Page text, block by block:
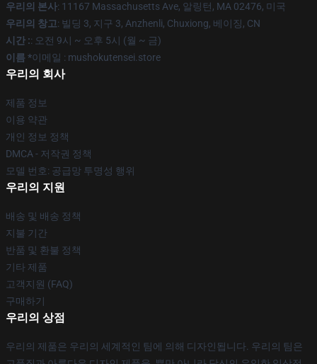
우리의 본사: 11167 Massachusetts Ave, 알링턴, MA 02476, 미국
우리의 창고: 빌딩 3, 지구 3, Anzhenli, Chuxiong, 베이징, CN
시간 :: 오전 9시 ~ 오후 5시 (월 ~ 금)
이름 *이메일 : mushokutensei.store
우리의 회사
제품 정보
이용 약관
개인 정보 정책
DMCA - 저작권 정책
모델 번호: 공급망 투명성 행위
우리의 지원
배송 및 배송 정책
지불 기간
반품 및 환불 정책
기타 제품
고객지원 (FAQ)
구매하기
우리의 상점
우리의 제품은 우리의 세계적인 팀에 의해 디자인됩니다. 우리의 팀은